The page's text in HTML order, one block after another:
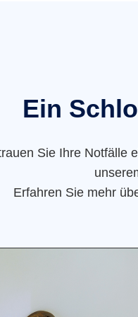
Ein
Sie Ihre Notfälle
Erfahren Sie mehr